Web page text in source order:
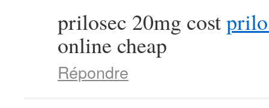
prilosec 20mg cost
online cheap
Répondre